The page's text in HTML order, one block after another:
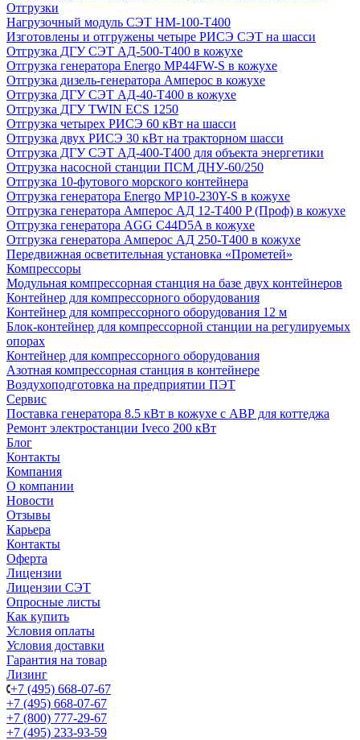
Отгрузки
Нагрузочный модуль СЭТ НМ-100-Т400
Изготовлены и отгружены четыре РИСЭ СЭТ на шасси
Отгрузка ДГУ СЭТ АД-500-Т400 в кожухе
Отгрузка генератора Energo MP44FW-S в кожухе
Отгрузка дизель-генератора Амперос в кожухе
Отгрузка ДГУ СЭТ АД-40-Т400 в кожухе
Отгрузка ДГУ TWIN ECS 1250
Отгрузка четырех РИСЭ 60 кВт на шасси
Отгрузка двух РИСЭ 30 кВт на тракторном шасси
Отгрузка ДГУ СЭТ АД-400-Т400 для объекта энергетики
Отгрузка насосной станции ПСМ ДНУ-60/250
Отгрузка 10-футового морского контейнера
Отгрузка генератора Energo MP10-230Y-S в кожухе
Отгрузка генератора Амперос АД 12-Т400 P (Проф) в кожухе
Отгрузка генератора AGG C44D5A в кожухе
Отгрузка генератора Амперос АД 250-Т400 в кожухе
Передвижная осветительная установка «Прометей»
Компрессоры
Модульная компрессорная станция на базе двух контейнеров
Контейнер для компрессорного оборудования
Контейнер для компрессорного оборудования 12 м
Блок-контейнер для компрессорной станции на регулируемых
опорах
Контейнер для компрессорного оборудования
Азотная компрессорная станция в контейнере
Воздухоподготовка на предприятии ПЭТ
Сервис
Поставка генератора 8.5 кВт в кожухе с АВР для коттеджа
Ремонт электростанции Iveco 200 кВт
Блог
Контакты
Компания
О компании
Новости
Отзывы
Карьера
Контакты
Оферта
Лицензии
Лицензии СЭТ
Опросные листы
Как купить
Условия оплаты
Условия доставки
Гарантия на товар
Лизинг
+7 (495) 668-07-67
+7 (495) 668-07-67
+7 (800) 777-29-67
+7 (495) 233-93-59